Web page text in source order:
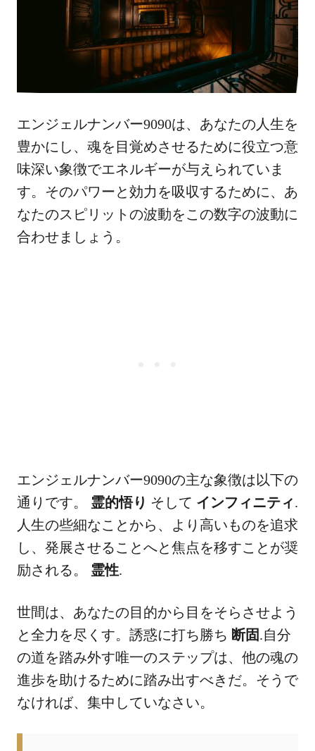
エンジェルナンバー9090は、あなたの人生を
豊かにし、魂を目覚めさせるために役立つ意
味深い象徴でエネルギーが与えられていま
す。そのパワーと効力を吸収するために、あ
なたのスピリットの波動をこの数字の波動に
合わせましょう。
エンジェルナンバー9090の主な象徴は以下の
通りです。 霊的悟り そして インフィニティ.
人生の些細なことから、より高いものを追求
し、発展させることへと焦点を移すことが奨
励される。 霊性.
世間は、あなたの目的から目をそらさせよう
と全力を尽くす。誘惑に打ち勝ち 断固.自分
の道を踏み外す唯一のステップは、他の魂の
進歩を助けるために踏み出すべきだ。そうで
なければ、集中していなさい。